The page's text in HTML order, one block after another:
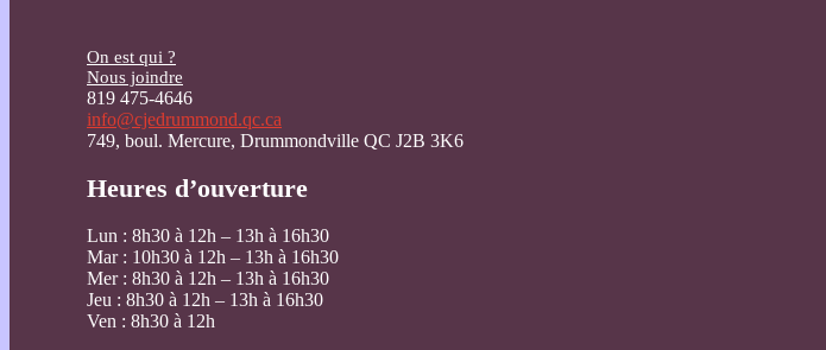
On est qui ?
Nous joindre
819 475-4646
info@cjedrummond.qc.ca
749, boul. Mercure, Drummondville QC J2B 3K6
Heures d’ouverture
Lun : 8h30 à 12h – 13h à 16h30
Mar : 10h30 à 12h – 13h à 16h30
Mer : 8h30 à 12h – 13h à 16h30
Jeu : 8h30 à 12h – 13h à 16h30
Ven : 8h30 à 12h